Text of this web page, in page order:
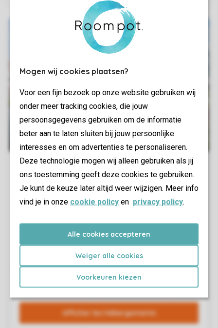
Mogen wij cookies plaatsen?
Voor een fijn bezoek op onze website gebruiken wij
onder meer tracking cookies, die jouw
persoonsgegevens gebruiken om de informatie
beter aan te laten sluiten bij jouw persoonlijke
interesses en om advertenties te personaliseren.
Deze technologie mogen wij alleen gebruiken als jij
ons toestemming geeft deze cookies te gebruiken.
Je kunt de keuze later altijd weer wijzigen. Meer info
vind je in onze cookie policy en privacy policy.
Alle cookies accepteren
Weiger alle cookies
Voorkeuren kiezen